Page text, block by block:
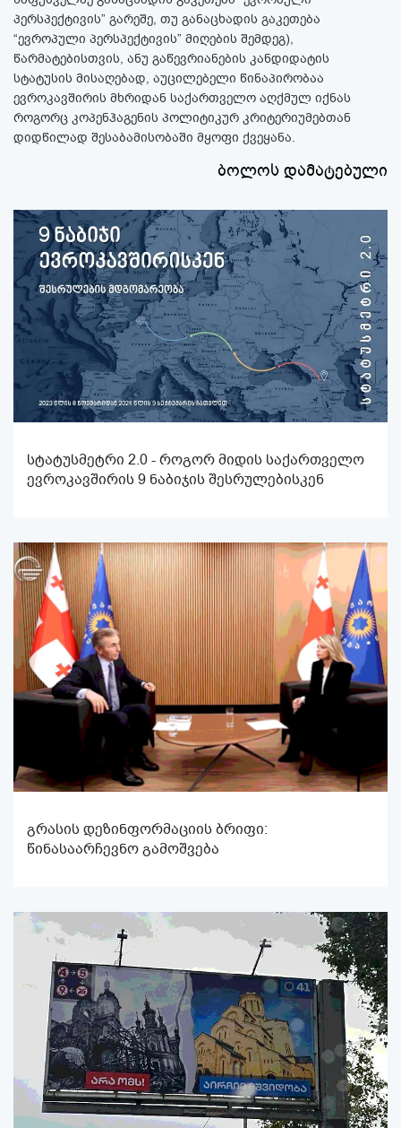
პერსპექტივის” გარეშე, თუ განაცხადის გაკეთება
“ევროპული პერსპექტივის” მიღების შემდეგ),
წარმატებისთვის, ანუ გაწევრიანების კანდიდატის
სტატუსის მისაღებად, აუცილებელი წინაპირობაა
ევროკავშირის მხრიდან საქართველო აღქმულ იქნას
როგორც კოპენჰაგენის პოლიტიკურ კრიტერიუმებთან
დიდწილად შესაბამისობაში მყოფი ქვეყანა.
ბოლოს დამატებული
სტატუსმეტრი 2.0 - როგორ მიდის საქართველო
ევროკავშირის 9 ნაბიჯის შესრულებისკენ
გრასის დეზინფორმაციის ბრიფი:
წინასაარჩევნო გამოშვება